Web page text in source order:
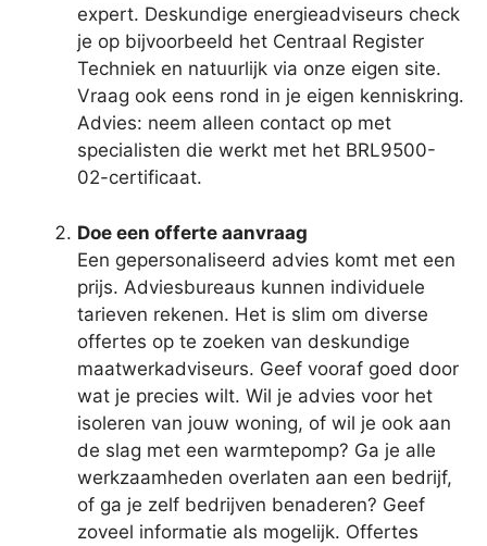
expert. Deskundige energieadviseurs check
je op bijvoorbeeld het Centraal Register
Techniek en natuurlijk via onze eigen site.
Vraag ook eens rond in je eigen kenniskring.
Advies: neem alleen contact op met
specialisten die werkt met het BRL9500-
02-certificaat.
Doe een offerte aanvraag
Een gepersonaliseerd advies komt met een
prijs. Adviesbureaus kunnen individuele
tarieven rekenen. Het is slim om diverse
offertes op te zoeken van deskundige
maatwerkadviseurs. Geef vooraf goed door
wat je precies wilt. Wil je advies voor het
isoleren van jouw woning, of wil je ook aan
de slag met een warmtepomp? Ga je alle
werkzaamheden overlaten aan een bedrijf,
of ga je zelf bedrijven benaderen? Geef
zoveel informatie als mogelijk. Offertes